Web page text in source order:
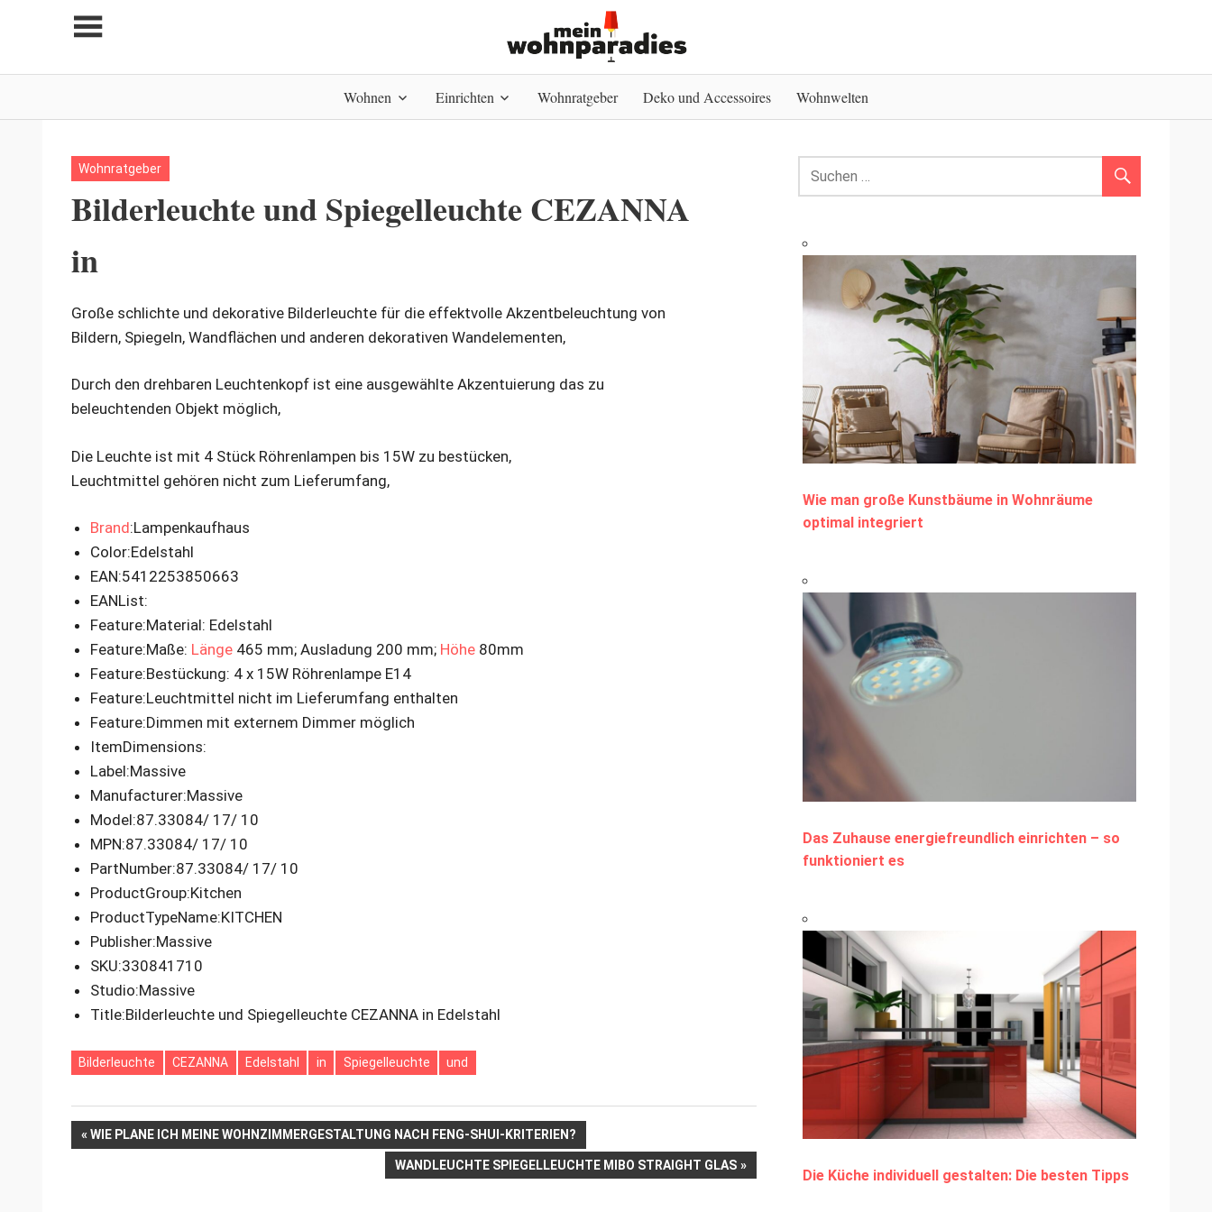
My
is
castle
Wohnen Einrichten Wohnratgeber Deko und Accessoires Wohnwelten
Wohnratgeber
Bilderleuchte und Spiegelleuchte CEZANNA
in
Große schlichte und dekorative Bilderleuchte für die effektvolle Akzentbeleuchtung von
Bildern, Spiegeln, Wandflächen und anderen dekorativen Wandelementen,
Durch den drehbaren Leuchtenkopf ist eine ausgewählte Akzentuierung das zu
beleuchtenden Objekt möglich,
Die Leuchte ist mit 4 Stück Röhrenlampen bis 15W zu bestücken,
Leuchtmittel gehören nicht zum Lieferumfang,
Brand:Lampenkaufhaus
Color:Edelstahl
EAN:5412253850663
EANList:
Feature:Material: Edelstahl
Feature:Maße: Länge 465 mm; Ausladung 200 mm; Höhe 80mm
Feature:Bestückung: 4 x 15W Röhrenlampe E14
Feature:Leuchtmittel nicht im Lieferumfang enthalten
Feature:Dimmen mit externem Dimmer möglich
ItemDimensions:
Label:Massive
Manufacturer:Massive
Model:87.33084/ 17/ 10
MPN:87.33084/ 17/ 10
PartNumber:87.33084/ 17/ 10
ProductGroup:Kitchen
ProductTypeName:KITCHEN
Publisher:Massive
SKU:330841710
Studio:Massive
Title:Bilderleuchte und Spiegelleuchte CEZANNA in Edelstahl
Bilderleuchte CEZANNA Edelstahl in Spiegelleuchte und
Beitrags-
VORHERIGER
BEITRAG:
WIE PLANE ICH MEINE WOHNZIMMERGESTALTUNG NACH FENG-SHUI-KRITERIEN?
NÄCHSTER
WANDLEUCHTE SPIEGELLEUCHTE MIBO STRAIGHT GLAS
Wie man große Kunstbäume in Wohnräume
optimal integriert
Das Zuhause energiefreundlich einrichten – so
funktioniert es
Die Küche individuell gestalten: Die besten Tipps